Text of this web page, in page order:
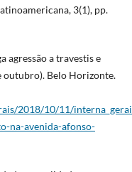
3(1), pp.
agressão a travestis e
outubro). Belo Horizonte.
2018/10/11/
na-avenida-afonso-